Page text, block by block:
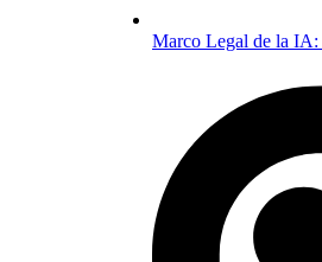
Marco Legal de la